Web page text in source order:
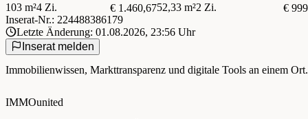
103 m²4 Zi. € 1.460,6752,33 m²2 Zi.
€ 999
Inserat-Nr.: 224488386179
Letzte Änderung: 01.08.2026, 23:56 Uhr
Inserat melden
Immobilienwissen, Markttransparenz und digitale Tools an einem Ort.
IMMOunited